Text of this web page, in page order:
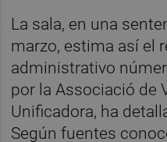
La sala, en una
marzo, estima así el
administrativo
por la Associació de
Unificadora, ha
Según fuentes